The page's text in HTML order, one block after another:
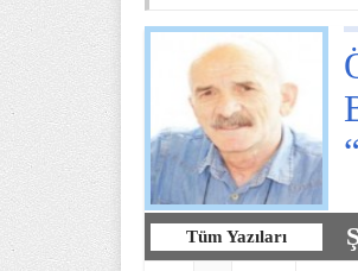
BİRİNCİSİ
KATILIMCILARI
Tüm Yazıları